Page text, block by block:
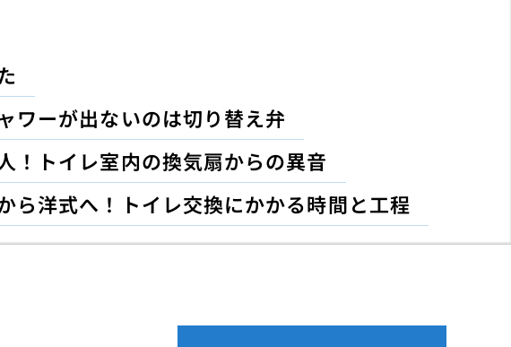
ワーが出ないのは切り替え弁
！トイレ室内の換気扇からの異音
ら洋式へ！トイレ交換にかかる時間と工程